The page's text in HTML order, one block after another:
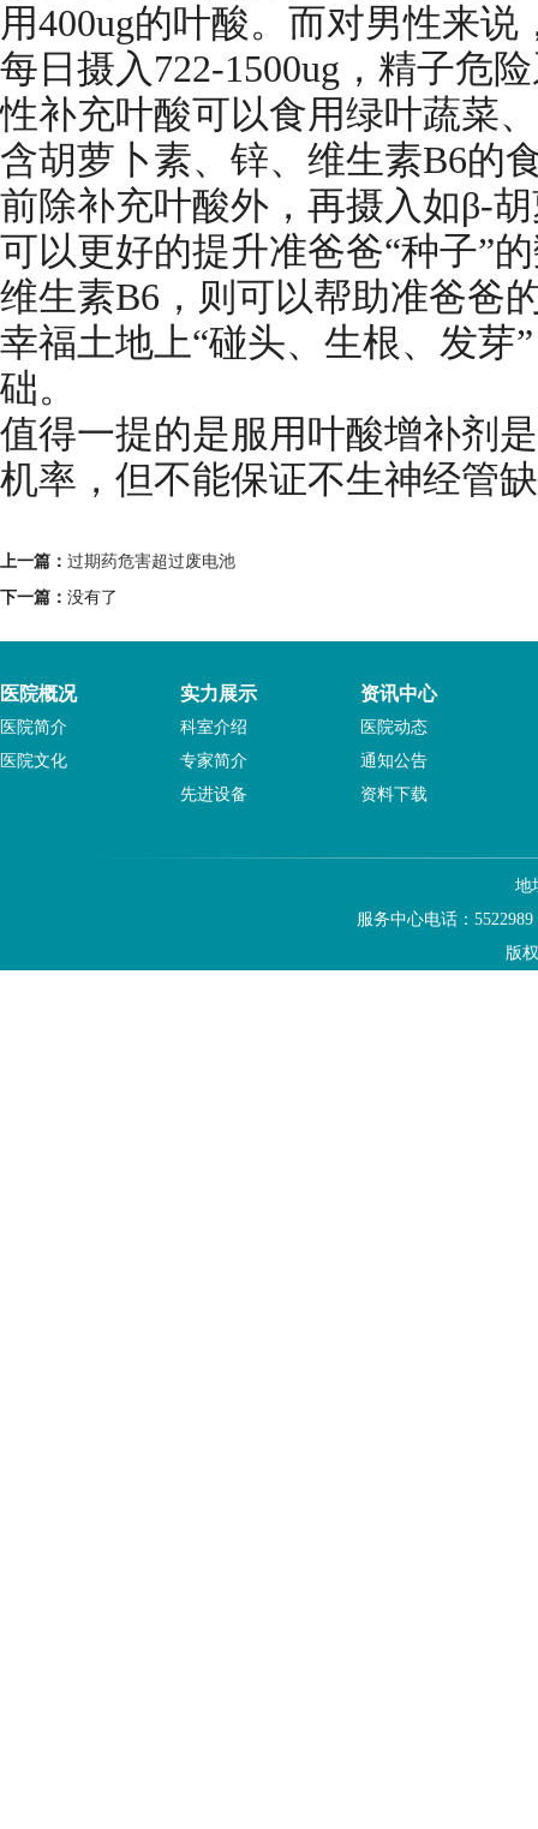
用400ug的叶酸。而对男性来
每日摄入722-1500ug，精子危
性补充叶酸可以食用绿叶蔬菜
含胡萝卜素、锌、维生素B6的
前除补充叶酸外，再摄入如β-
可以更好的提升准爸爸“种子”
维生素B6，则可以帮助准爸爸
幸福土地上“碰头、生根、发芽
础。
值得一提的是服用叶酸增补剂
机率，但不能保证不生神经管
上一篇： 过期药危害超过废电池
下一篇： 没有了
医院概况
医院简介
医院文化
实力展示
科室介绍
专家简介
先进设备
资讯中心
医院动态
通知公告
资料下载
地
服务中心电话：
版